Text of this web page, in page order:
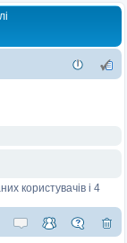
користувачів і 4